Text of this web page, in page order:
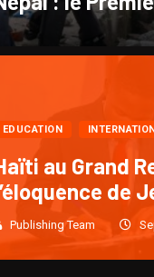
CULTURE
après
Publishing Team
EDUCATION
au Grand
de
Publishing Team